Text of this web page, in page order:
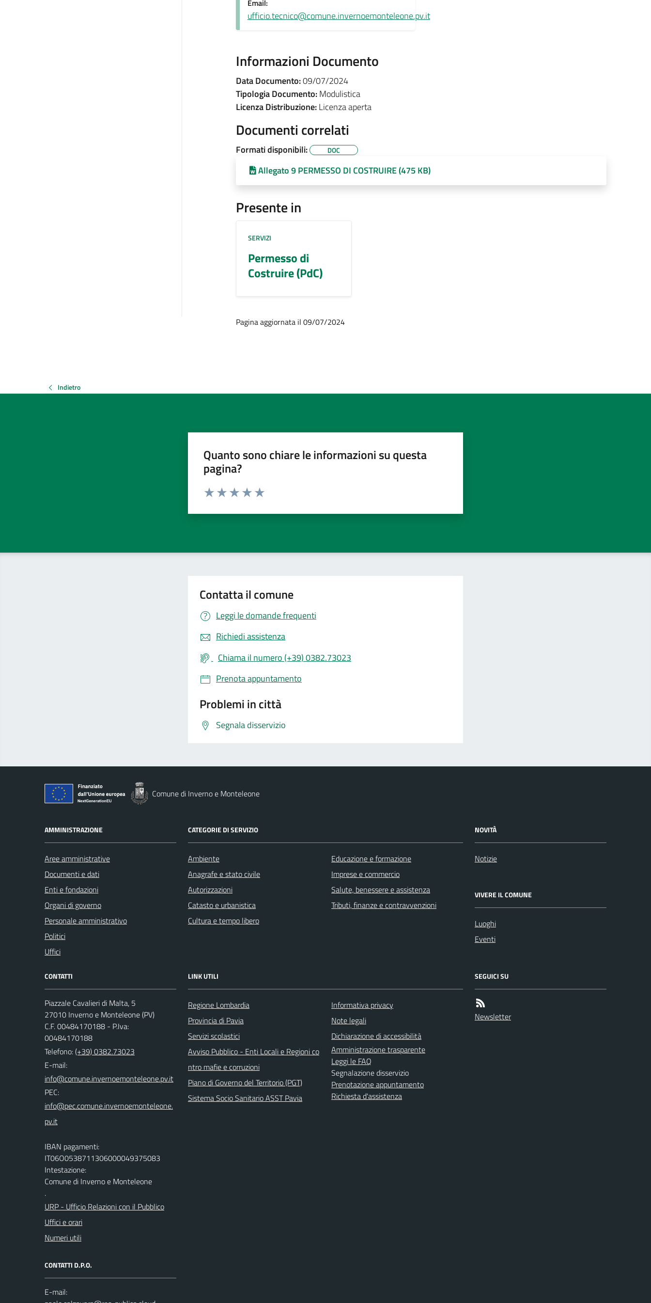
Email:
ufficio.tecnico@comune.invernoemonteleone.pv.it
Informazioni Documento
Data Documento:09/07/2024
Tipologia Documento:Modulistica
Licenza Distribuzione:Licenza aperta
Documenti correlati
Formati disponibili: DOC
Allegato 9 PERMESSO DI COSTRUIRE (475 KB)
Presente in
SERVIZI
Permesso di
Costruire (PdC)
Pagina aggiornata il 09/07/2024
Indietro
Quanto sono chiare le informazioni su questa
pagina?
Valuta da 1 a 5 stelle la pagina
Contatta il comune
Leggi le domande frequenti
Richiedi assistenza
Chiama il numero (+39) 0382.73023
Prenota appuntamento
Problemi in città
Segnala disservizio
Comune di Inverno e Monteleone
AMMINISTRAZIONE
Aree amministrative
Documenti e dati
Enti e fondazioni
Organi di governo
Personale amministrativo
Politici
Uffici
CATEGORIE DI SERVIZIO
Ambiente
Anagrafe e stato civile
Autorizzazioni
Catasto e urbanistica
Cultura e tempo libero
Educazione e formazione
Imprese e commercio
Salute, benessere e assistenza
Tributi, finanze e contravvenzioni
NOVITÀ
Notizie
VIVERE IL COMUNE
Luoghi
Eventi
CONTATTI
Piazzale Cavalieri di Malta, 5
27010 Inverno e Monteleone (PV)
C.F. 00484170188 - P.Iva:
00484170188
Telefono:(+39) 0382.73023
E-mail:
PEC:
IBAN pagamenti:
IT06O0538711306000049375083
Intestazione:
Comune di Inverno e Monteleone
.
URP - Ufficio Relazioni con il Pubblico
Uffici e orari
Numeri utili
CONTATTI D.P.O.
E-mail:
LINK UTILI
Regione Lombardia
Provincia di Pavia
Servizi scolastici
Avviso Pubblico - Enti Locali e Regioni co
ntro mafie e corruzioni
Piano di Governo del Territorio (PGT)
Sistema Socio Sanitario ASST Pavia
Informativa privacy
Note legali
Dichiarazione di accessibilità
Amministrazione trasparente
Leggi le FAQ
Segnalazione disservizio
Prenotazione appuntamento
Richiesta d'assistenza
SEGUICI SU
Newsletter